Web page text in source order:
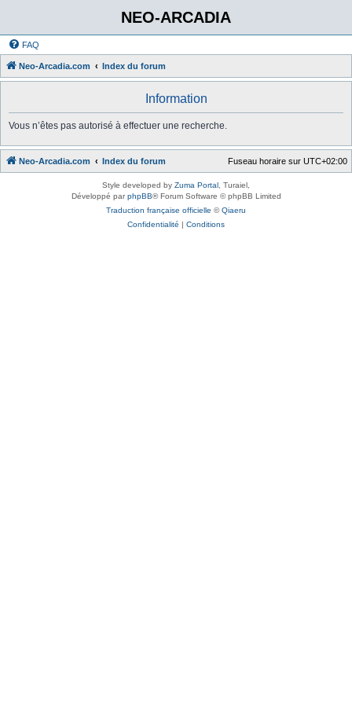
NEO-ARCADIA
FAQ
Neo-Arcadia.com Index du forum
Information
Vous n’êtes pas autorisé à effectuer une recherche.
Neo-Arcadia.com Index du forum Fuseau horaire sur UTC+02:00
Style developed by Zuma Portal , Turaiel,
Développé parphpBB® Forum Software © phpBB Limited
Traduction française officielle ©Qiaeru
Confidentialité | Conditions